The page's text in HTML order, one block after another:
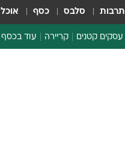
תרבות סלבס כסף אוכל
עסקים קטנים קריירה עוד בכסף